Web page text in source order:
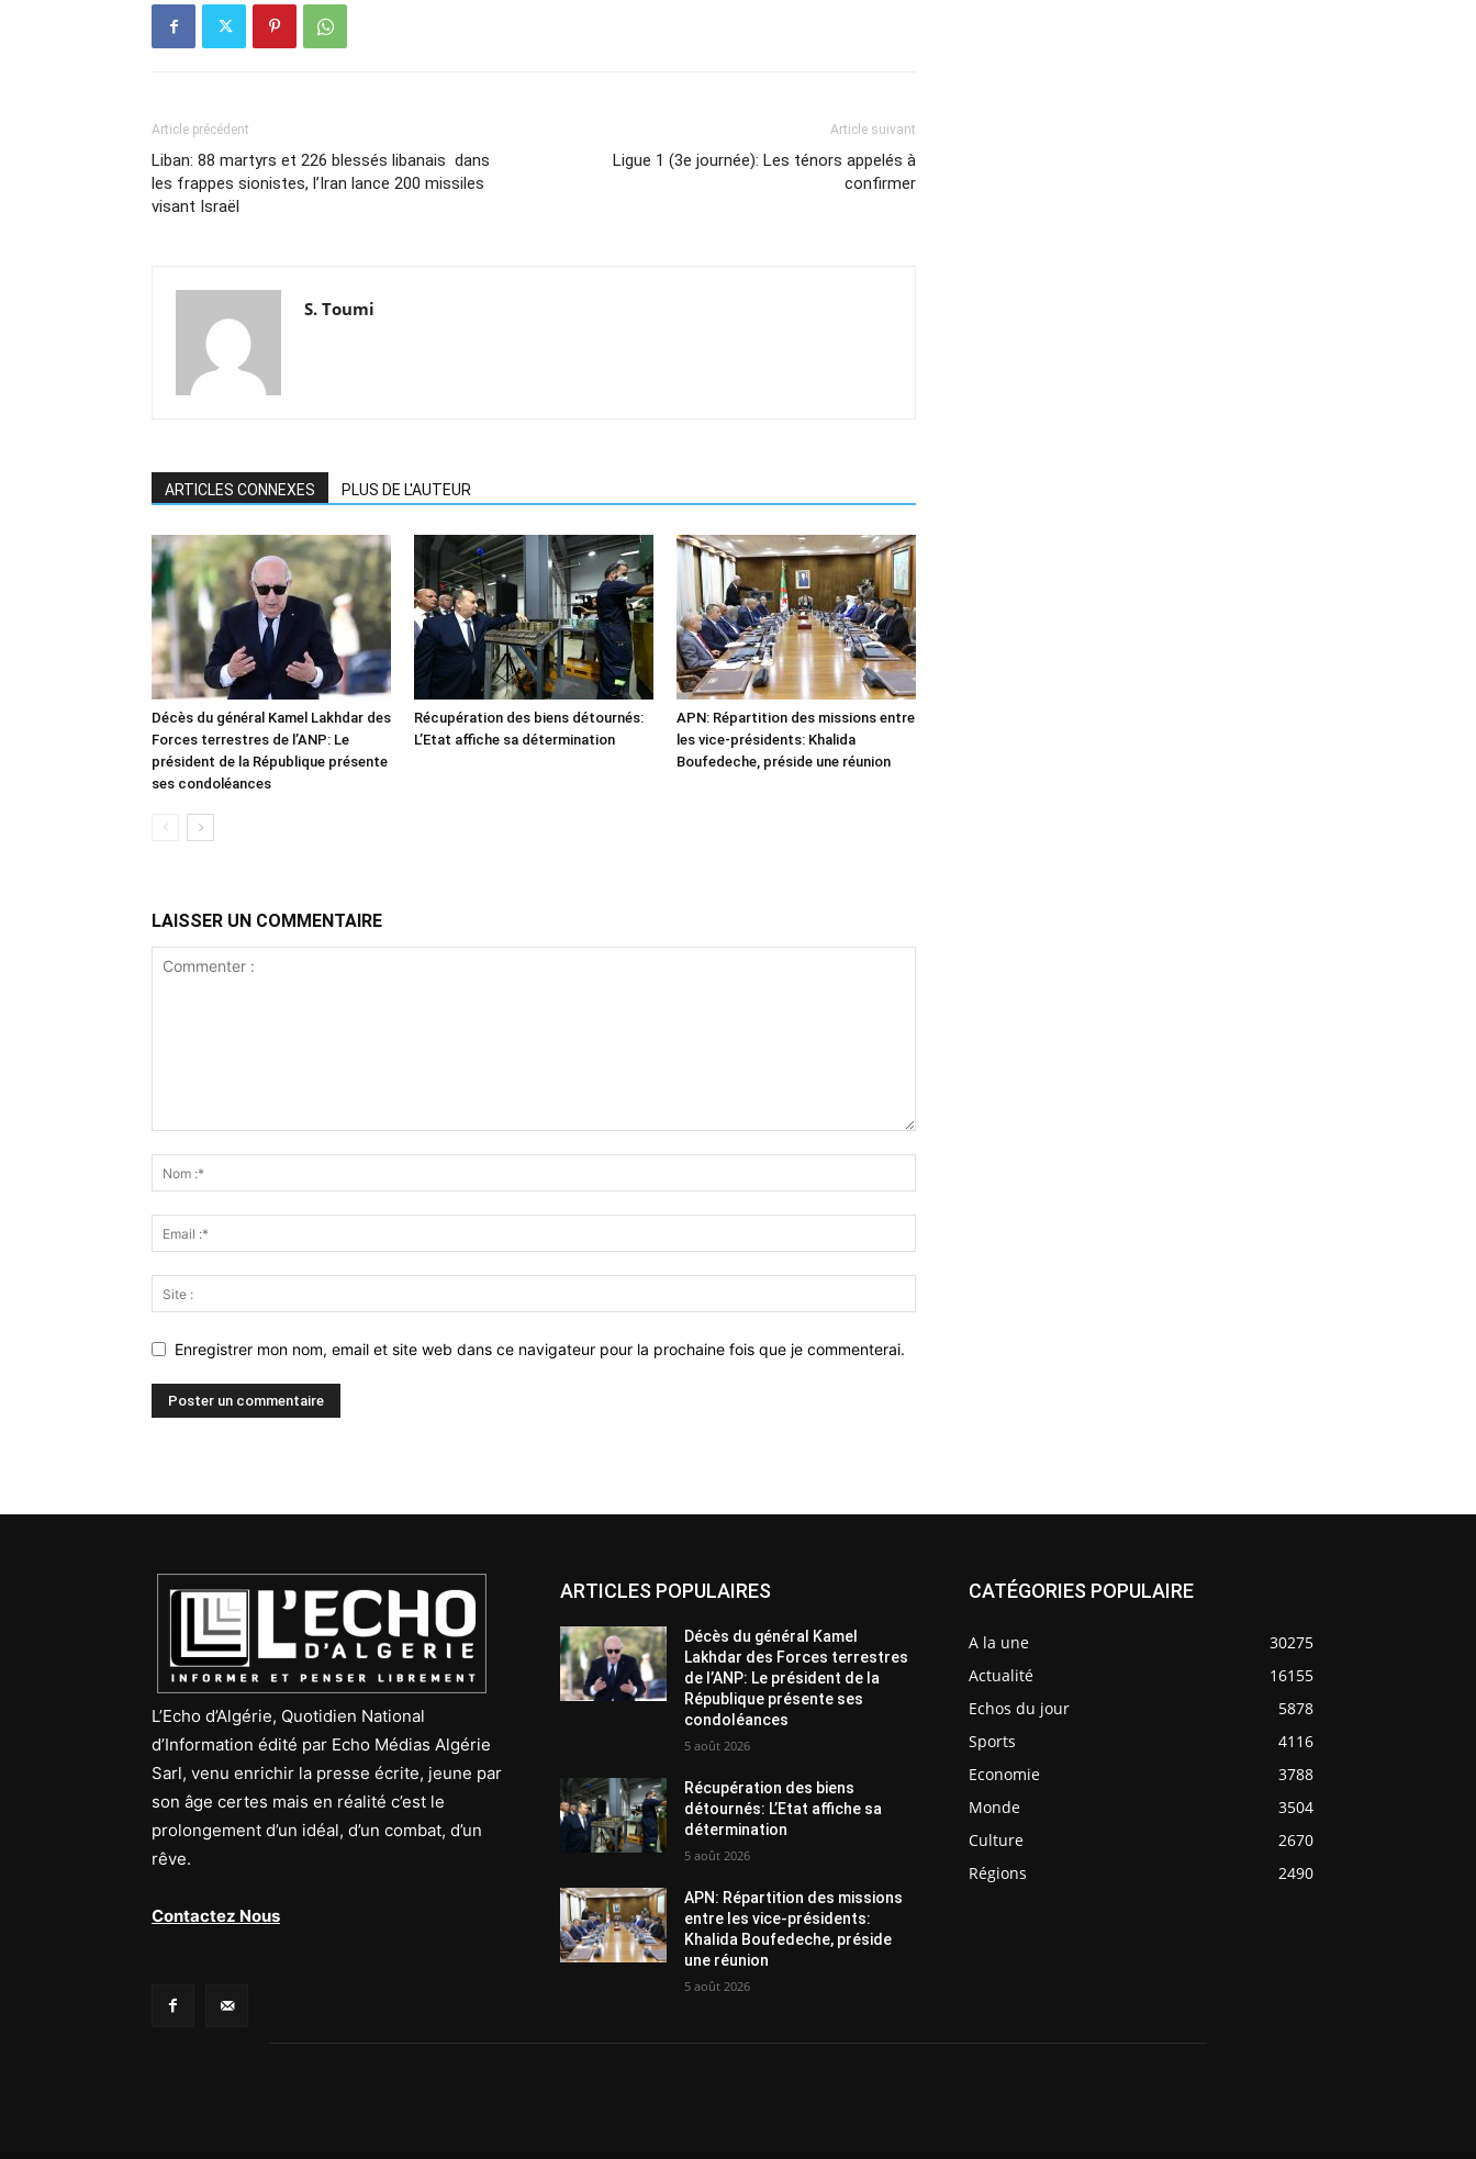
Article précédent
Liban: 88 martyrs et 226 blessés libanais dans
les frappes sionistes, l’Iran lance 200 missiles
visant Israël
Article suivant
Ligue 1 (3e journée): Les ténors appelés à
confirmer
S. Toumi
ARTICLES CONNEXES PLUS DE L'AUTEUR
Décès du général Kamel Lakhdar des
Forces terrestres de l’ANP: Le
président de la République présente
ses condoléances
Récupération des biens détournés:
L’Etat affiche sa détermination
APN: Répartition des missions entre
les vice-présidents: Khalida
Boufedeche, préside une réunion
LAISSER UN COMMENTAIRE
Enregistrer mon nom, email et site web dans ce navigateur pour la prochaine fois que je commenterai.
L’Echo d’Algérie, Quotidien National
d’Information édité par Echo Médias Algérie
Sarl, venu enrichir la presse écrite, jeune par
son âge certes mais en réalité c’est le
prolongement d’un idéal, d’un combat, d’un
rêve.
Contactez Nous
ARTICLES POPULAIRES
Décès du général Kamel
Lakhdar des Forces terrestres
de l’ANP: Le président de la
République présente ses
condoléances
5 août 2026
Récupération des biens
détournés: L’Etat affiche sa
détermination
5 août 2026
APN: Répartition des missions
entre les vice-présidents:
Khalida Boufedeche, préside
une réunion
5 août 2026
CATÉGORIES POPULAIRE
A la une
30275
Actualité
16155
Echos du jour
5878
Sports
4116
Economie
3788
Monde
3504
Culture
2670
Régions
2490